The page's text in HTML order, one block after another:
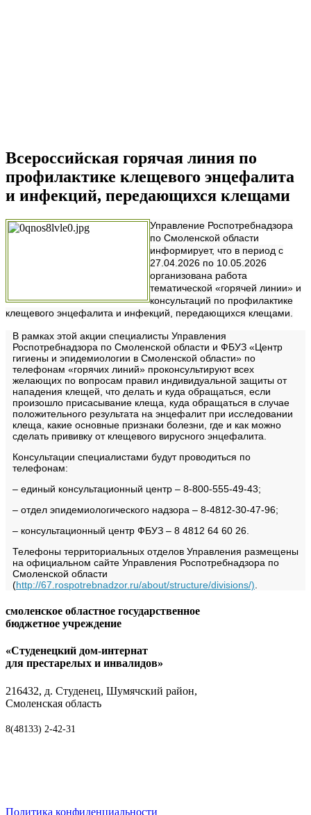
Всероссийская горячая линия по
профилактике клещевого энцефалита
и инфекций, передающихся клещами
Управление Роспотребнадзора
по Смоленской области
информирует, что в период с
27.04.2026 по 10.05.2026
организована работа
тематической «горячей линии» и
консультаций по профилактике
клещевого энцефалита и инфекций, передающихся клещами.
В рамках этой акции специалисты Управления
Роспотребнадзора по Смоленской области и ФБУЗ «Центр
гигиены и эпидемиологии в Смоленской области» по
телефонам «горячих линий» проконсультируют всех
желающих по вопросам правил индивидуальной защиты от
нападения клещей, что делать и куда обращаться, если
произошло присасывание клеща, куда обращаться в случае
положительного результата на энцефалит при исследовании
клеща, какие основные признаки болезни, где и как можно
сделать прививку от клещевого вирусного энцефалита.
Консультации специалистами будут проводиться по
телефонам:
– единый консультационный центр – 8-800-555-49-43;
– отдел эпидемиологического надзора – 8-4812-30-47-96;
– консультационный центр ФБУЗ – 8 4812 64 60 26.
Телефоны территориальных отделов Управления размещены
на официальном сайте Управления Роспотребнадзора по
Смоленской области
(http://67.rospotrebnadzor.ru/about/structure/divisions/)
смоленское областное государственное
бюджетное учреждение
«Студенецкий дом-интернат
для престарелых и инвалидов»
216432, д. Студенец, Шумячский район,
Смоленская область
8(48133) 2-42-31
Политика конфиденциальности